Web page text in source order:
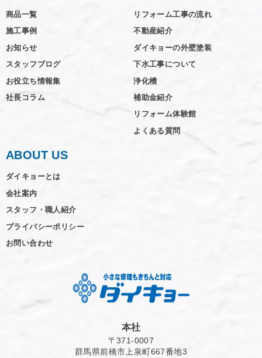
商品一覧
施工事例
お知らせ
スタッフブログ
お役立ち情報集
社長コラム
リフォーム工事の流れ
不動産紹介
ダイキョーの外壁塗装
下水工事について
浄化槽
補助金紹介
リフォーム体験館
よくある質問
ABOUT US
ダイキョーとは
会社案内
スタッフ・職人紹介
プライバシーポリシー
お問い合わせ
本社
〒371-0007
群馬県前橋市上泉町667番地3